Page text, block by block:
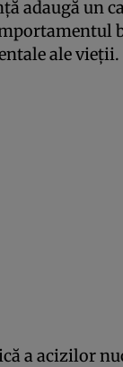
adaugă un
ale vieții.
a acizilor